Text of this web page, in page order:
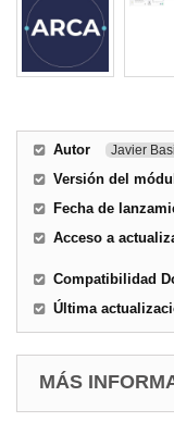
Autor Javier
Versión del
Fecha de
Acceso a
Compatibilidad
Última
MÁS